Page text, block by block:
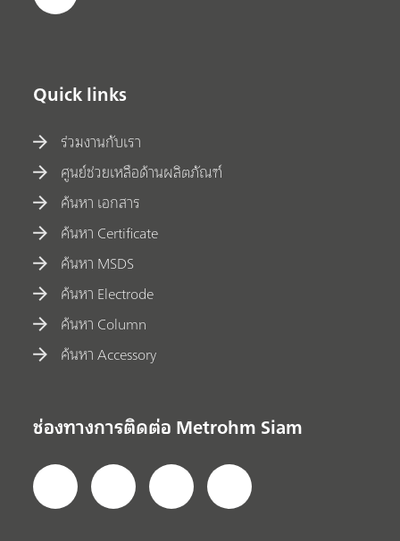
Quick links
ร่วมงานกับเรา
ศูนย์ช่วยเหลือด้านผลิตภัณฑ์
ค้นหา เอกสาร
ค้นหา Certificate
ค้นหา MSDS
ค้นหา Electrode
ค้นหา Column
ค้นหา Accessory
ช่องทางการติดต่อ Metrohm Siam